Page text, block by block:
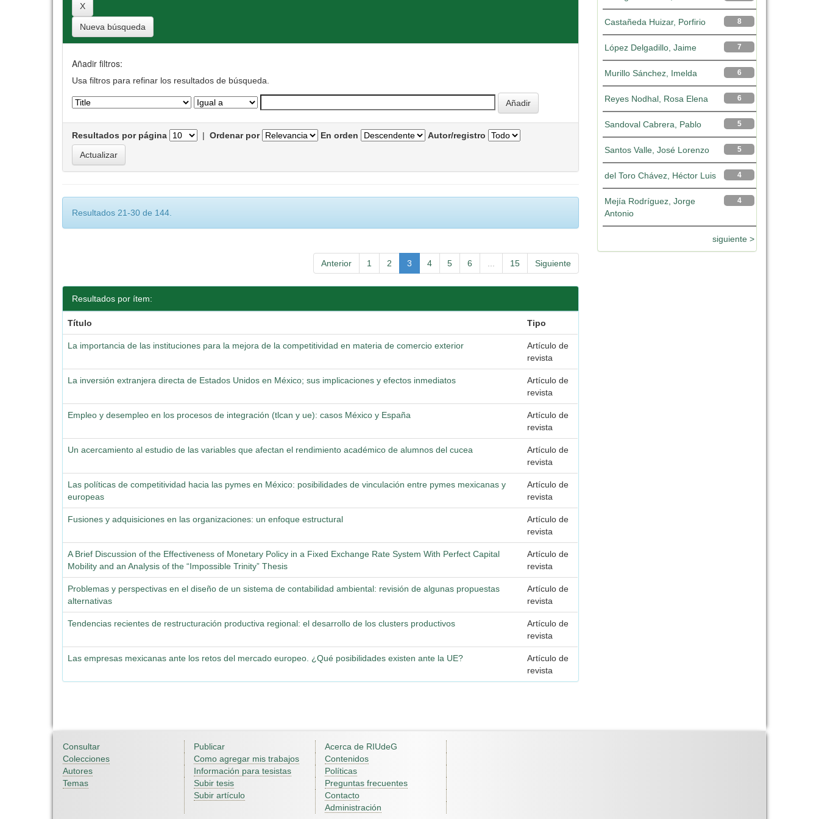
Nueva búsqueda
Añadir filtros:
Usa filtros para refinar los resultados de búsqueda.
Resultados por página | Ordenar por En orden Autor/registro
Resultados 21-30 de 144.
Anterior 1 2 3 4 5 6 15 Siguiente
Resultados por ítem:
Título Tipo
La importancia de las instituciones para la mejora de la competitividad en materia de comercio exterior
Artículo de
revista
La inversión extranjera directa de Estados Unidos en México; sus implicaciones y efectos inmediatos
Artículo de
revista
Empleo y desempleo en los procesos de integración (tlcan y ue): casos México y España
Artículo de
revista
Un acercamiento al estudio de las variables que afectan el rendimiento académico de alumnos del cucea
Artículo de
revista
Las políticas de competitividad hacia las pymes en México: posibilidades de vinculación entre pymes mexicanas y
europeas
Artículo de
revista
Fusiones y adquisiciones en las organizaciones: un enfoque estructural
Artículo de
revista
A Brief Discussion of the Effectiveness of Monetary Policy in a Fixed Exchange Rate System With Perfect Capital
Mobility and an Analysis of the “Impossible Trinity” Thesis
Artículo de
revista
Problemas y perspectivas en el diseño de un sistema de contabilidad ambiental: revisión de algunas propuestas
alternativas
Artículo de
revista
Tendencias recientes de restructuración productiva regional: el desarrollo de los clusters productivos
Artículo de
revista
Las empresas mexicanas ante los retos del mercado europeo. ¿Qué posibilidades existen ante la UE?
Artículo de
revista
8
Castañeda Huizar, Porfirio
7
López Delgadillo, Jaime
6
Murillo Sánchez, Imelda
6
Reyes Nodhal, Rosa Elena
5
Sandoval Cabrera, Pablo
5
Santos Valle, José Lorenzo
4
del Toro Chávez, Héctor Luis
4
Mejía Rodríguez, Jorge
Antonio
siguiente >
Consultar
Colecciones
Autores
Temas
Publicar
Como agregar mis trabajos
Información para tesistas
Subir tesis
Subir artículo
Acerca de RIUdeG
Contenidos
Políticas
Preguntas frecuentes
Contacto
Administración